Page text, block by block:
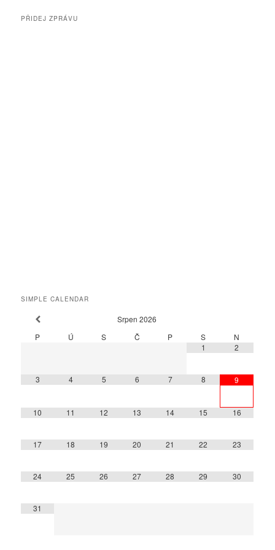
PŘIDEJ ZPRÁVU
SIMPLE CALENDAR
Srpen 2026
P
Ú S Č P S
N
1
2
3 4 5 6 7 8 9
10 11 12 13 14 15 16
17 18 19 20 21 22 23
24 25 26 27 28 29 30
31